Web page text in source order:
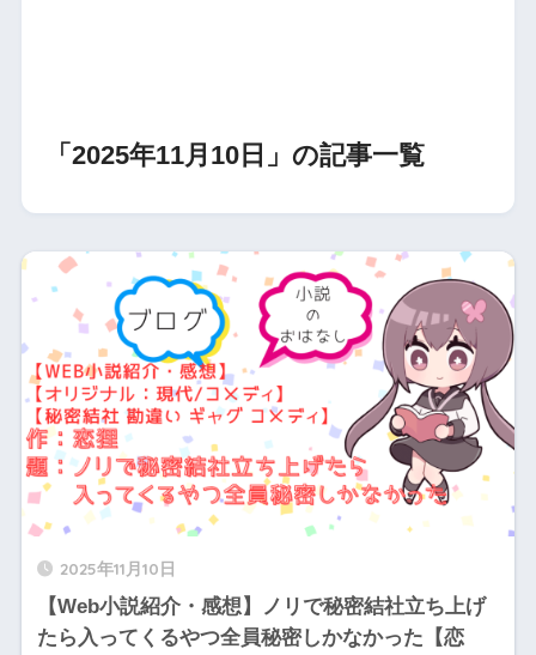
「2025年11月10日」の記事一覧
2025年11月10日
【Web小説紹介・感想】ノリで秘密結社立ち上げ
たら入ってくるやつ全員秘密しかなかった【恋